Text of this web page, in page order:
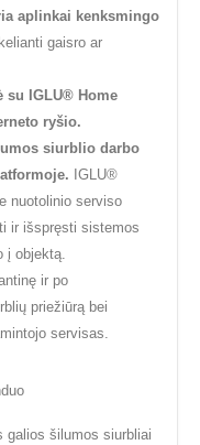
aplinkai kenksmingo
gaisro ar
su IGLU® Home
ryšio.
siurblio darbo
IGLU®
nuotolinio serviso
ir išspręsti sistemos
į objektą.
ir po
priežiūrą bei
servisas.
galios šilumos siurbliai